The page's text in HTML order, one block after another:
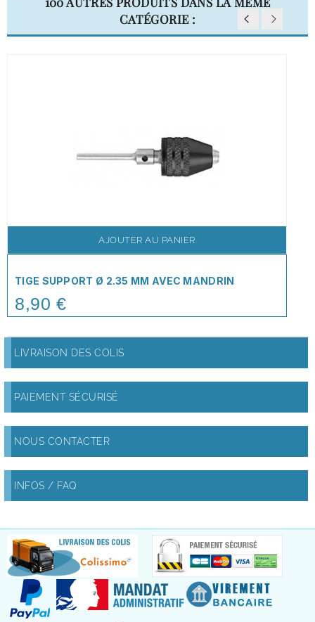
CATÉGORIE :
AJOUTER AU PANIER
TIGE SUPPORT Ø 2.35 MM AVEC MANDRIN
Price
8,90 €
LIVRAISON DES COLIS
PAIEMENT SÉCURISÉ
NOUS CONTACTER
INFOS / FAQ